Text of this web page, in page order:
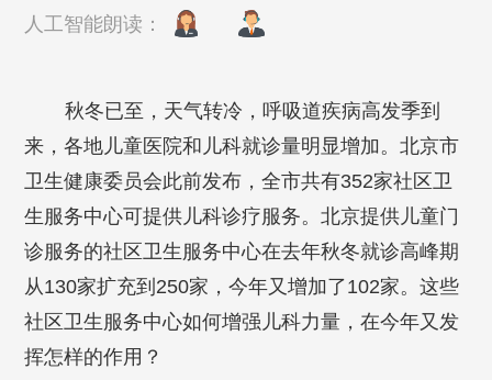
人工智能朗读：
秋冬已至，天气转冷，呼吸道疾病高发季到
来，各地儿童医院和儿科就诊量明显增加。北京市
卫生健康委员会此前发布，全市共有352家社区卫
生服务中心可提供儿科诊疗服务。北京提供儿童门
诊服务的社区卫生服务中心在去年秋冬就诊高峰期
从130家扩充到250家，今年又增加了102家。这些
社区卫生服务中心如何增强儿科力量，在今年又发
挥怎样的作用？